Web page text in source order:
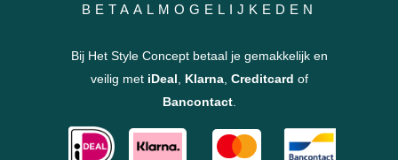
BETAALMOGELIJKEDEN
Bij Het Style Concept betaal je gemakkelijk en
veilig met iDeal Klarna, Creditcard of
Bancontact.